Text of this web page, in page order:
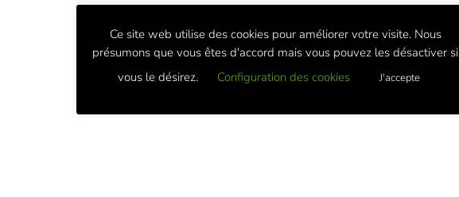
Ce site web utilise des cookies pour améliorer votre visite. Nous
présumons que vous êtes d'accord mais vous pouvez les désactiver si
vous le désirez.
Configuration des cookies J'accepte